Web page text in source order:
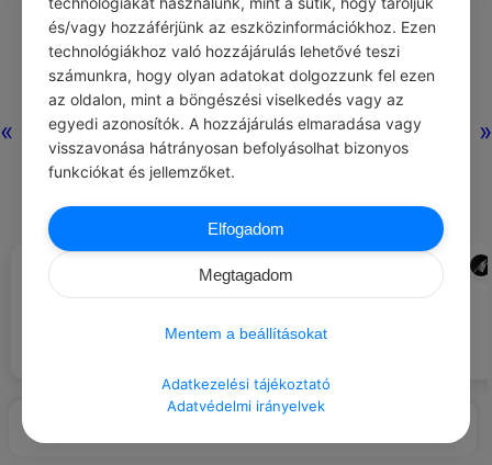
« »
Nincs még hozzászólás.
#JÓ TANÁCS
A gyerekek tele vannak örömmel
ADMIN
és/vagy hozzáférjünk az eszközinformációkhoz. Ezen
technológiákhoz való hozzájárulás lehetővé teszi
számunkra, hogy olyan adatokat dolgozzunk fel ezen
az oldalon, mint a böngészési viselkedés vagy az
egyedi azonosítók. A hozzájárulás elmaradása vagy
visszavonása hátrányosan befolyásolhat bizonyos
funkciókat és jellemzőket.
Elfogadom
Megtagadom
Mentem a beállításokat
Adatkezelési tájékoztató
Adatvédelmi irányelvek